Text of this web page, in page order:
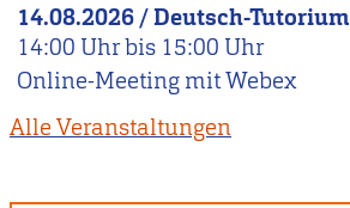
14.08.2026/Deutsch-Tutorium
14:00 Uhr bis 15:00 Uhr
Online-Meeting mit Webex
Alle Veranstaltungen